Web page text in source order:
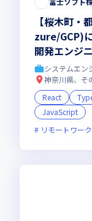
【桜木町・
zure/GCP)
開発エンジ
システムエン
神奈川県、そ
React
JavaScript
リモートワー